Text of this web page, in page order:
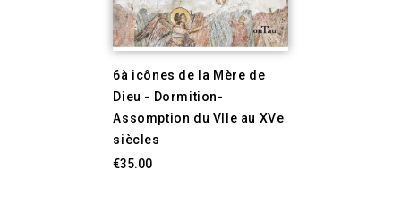
6à icônes de la Mère de
Dieu - Dormition-
Assomption du VIIe au XVe
siècles
€35.00